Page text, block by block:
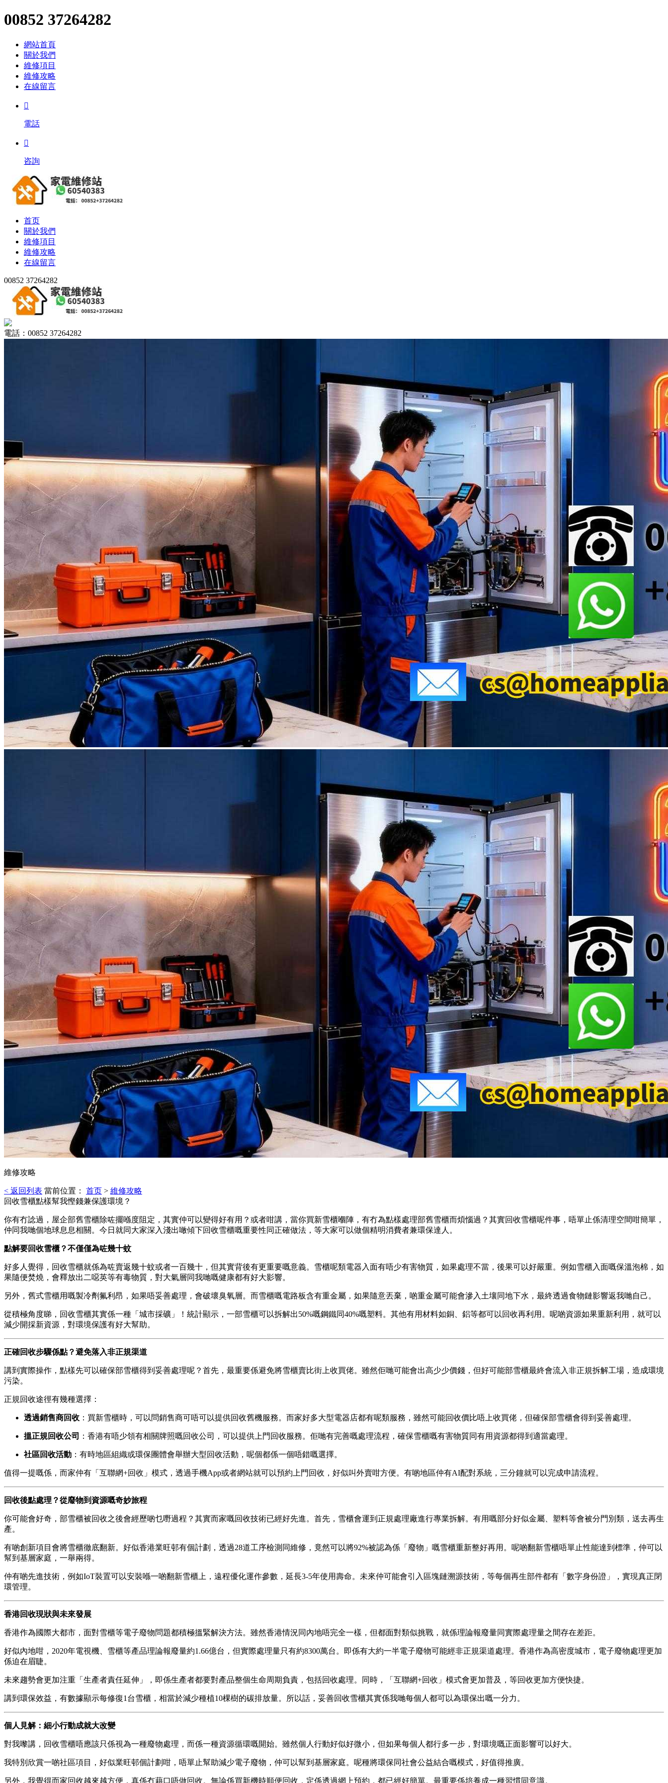
00852 37264282
網站首頁
關於我們
維修項目
維修攻略
在線留言

電話

咨詢
首页
關於我們
維修項目
維修攻略
在線留言
00852 37264282
電話：00852 37264282
維修攻略
< 返回列表 當前位置： 首页 > 維修攻略
回收雪櫃點樣幫我慳錢兼保護環境？
你有冇諗過，屋企部舊雪櫃除咗擺喺度阻定，其實仲可以變得好有用？或者咁講，當你買新雪櫃嗰陣，有冇為點樣處理部舊雪櫃而煩惱過？其實回收雪櫃呢件事，唔單止係清理空間咁簡單，
仲同我哋個地球息息相關。今日就同大家深入淺出噉傾下回收雪櫃嘅重要性同正確做法，等大家可以做個精明消費者兼環保達人。
點解要回收雪櫃？不僅僅為咗幾十蚊
好多人覺得，回收雪櫃就係為咗賣返幾十蚊或者一百幾十，但其實背後有更重要嘅意義。雪櫃呢類電器入面有唔少有害物質，如果處理不當，後果可以好嚴重。例如雪櫃入面嘅保溫泡棉，如
果隨便焚燒，會釋放出二噁英等有毒物質，對大氣層同我哋嘅健康都有好大影響。
另外，舊式雪櫃用嘅製冷劑氟利昂，如果唔妥善處理，會破壞臭氧層。而雪櫃嘅電路板含有重金屬，如果隨意丟棄，啲重金屬可能會滲入土壤同地下水，最終透過食物鏈影響返我哋自己。
從積極角度睇，回收雪櫃其實係一種「城市採礦」！統計顯示，一部雪櫃可以拆解出50%嘅鋼鐵同40%嘅塑料。其他有用材料如銅、鋁等都可以回收再利用。呢啲資源如果重新利用，就可以
減少開採新資源，對環境保護有好大幫助。
正確回收步驟係點？避免落入非正規渠道
講到實際操作，點樣先可以確保部雪櫃得到妥善處理呢？首先，最重要係避免將雪櫃賣比街上收買佬。雖然佢哋可能會出高少少價錢，但好可能部雪櫃最終會流入非正規拆解工場，造成環境
污染。
正規回收途徑有幾種選擇：
透過銷售商回收 ：買新雪櫃時，可以問銷售商可唔可以提供回收舊機服務。而家好多大型電器店都有呢類服務，雖然可能回收價比唔上收買佬，但確保部雪櫃會得到妥善處理。
搵正規回收公司 ：香港有唔少領有相關牌照嘅回收公司，可以提供上門回收服務。佢哋有完善嘅處理流程，確保雪櫃嘅有害物質同有用資源都得到適當處理。
社區回收活動 ：有時地區組織或環保團體會舉辦大型回收活動，呢個都係一個唔錯嘅選擇。
值得一提嘅係，而家仲有「互聯網+回收」模式，透過手機App或者網站就可以預約上門回收，好似叫外賣咁方便。有啲地區仲有AI配對系統，三分鐘就可以完成申請流程。
回收後點處理？從廢物到資源嘅奇妙旅程
你可能會好奇，部雪櫃被回收之後會經歷啲乜嘢過程？其實而家嘅回收技術已經好先進。首先，雪櫃會運到正規處理廠進行專業拆解。有用嘅部分好似金屬、塑料等會被分門別類，送去再生
產。
有啲創新項目會將雪櫃徹底翻新。好似香港業旺邨有個計劃，透過28道工序檢測同維修，竟然可以將92%被認為係「廢物」嘅雪櫃重新整好再用。呢啲翻新雪櫃唔單止性能達到標準，仲可以
幫到基層家庭，一舉兩得。
仲有啲先進技術，例如IoT裝置可以安裝喺一啲翻新雪櫃上，遠程優化運作參數，延長3-5年使用壽命。未來仲可能會引入區塊鏈溯源技術，等每個再生部件都有「數字身份證」，實現真正閉
環管理。
香港回收現狀與未來發展
香港作為國際大都市，面對雪櫃等電子廢物問題都積極搵緊解決方法。雖然香港情況同內地唔完全一樣，但都面對類似挑戰，就係理論報廢量同實際處理量之間存在差距。
好似內地咁，2020年電視機、雪櫃等產品理論報廢量約1.66億台，但實際處理量只有約8300萬台。即係有大約一半電子廢物可能經非正規渠道處理。香港作為高密度城市，電子廢物處理更加
係迫在眉睫。
未來趨勢會更加注重「生產者責任延伸」，即係生產者都要對產品整個生命周期負責，包括回收處理。同時，「互聯網+回收」模式會更加普及，等回收更加方便快捷。
講到環保效益，有數據顯示每修復1台雪櫃，相當於減少種植10棵樹的碳排放量。所以話，妥善回收雪櫃其實係我哋每個人都可以為環保出嘅一分力。
個人見解：細小行動成就大改變
對我嚟講，回收雪櫃唔應該只係視為一種廢物處理，而係一種資源循環嘅開始。雖然個人行動好似好微小，但如果每個人都行多一步，對環境嘅正面影響可以好大。
我特別欣賞一啲社區項目，好似業旺邨個計劃咁，唔單止幫助減少電子廢物，仲可以幫到基層家庭。呢種將環保同社會公益結合嘅模式，好值得推廣。
另外，我覺得而家回收越來越方便，真係冇藉口唔做回收。無論係買新機時順便回收，定係透過網上預約，都已經好簡單。最重要係培養成一種習慣同意識。